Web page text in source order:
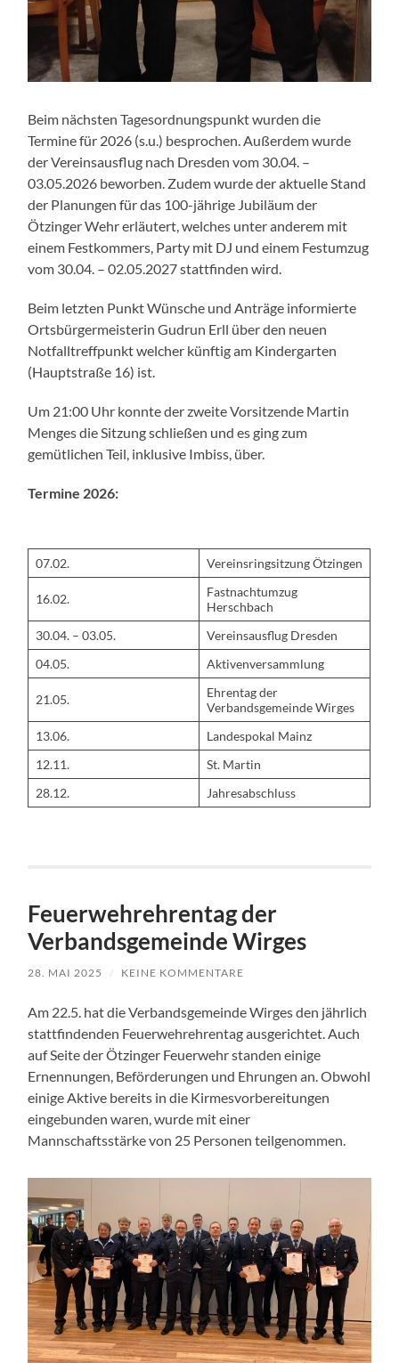
Beim nächsten Tagesordnungspunkt wurden die
Termine für 2026 (s.u.) besprochen. Außerdem wurde
der Vereinsausflug nach Dresden vom 30.04. –
03.05.2026 beworben. Zudem wurde der aktuelle Stand
der Planungen für das 100-jährige Jubiläum der
Ötzinger Wehr erläutert, welches unter anderem mit
einem Festkommers, Party mit DJ und einem Festumzug
vom 30.04. – 02.05.2027 stattfinden wird.
Beim letzten Punkt Wünsche und Anträge informierte
Ortsbürgermeisterin Gudrun Erll über den neuen
Notfalltreffpunkt welcher künftig am Kindergarten
(Hauptstraße 16) ist.
Um 21:00 Uhr konnte der zweite Vorsitzende Martin
Menges die Sitzung schließen und es ging zum
gemütlichen Teil, inklusive Imbiss, über.
Termine 2026:
07.02. Vereinsringsitzung Ötzingen
16.02.
Fastnachtumzug
Herschbach
30.04. – 03.05.
Vereinsausflug Dresden
04.05.
Aktivenversammlung
21.05.
Ehrentag der
Verbandsgemeinde Wirges
13.06.
Landespokal Mainz
12.11.
St. Martin
28.12.
Jahresabschluss
Feuerwehrehrentag der
Verbandsgemeinde Wirges
28. MAI 2025 / KEINE KOMMENTARE
Am 22.5. hat die Verbandsgemeinde Wirges den jährlich
stattfindenden Feuerwehrehrentag ausgerichtet. Auch
auf Seite der Ötzinger Feuerwehr standen einige
Ernennungen, Beförderungen und Ehrungen an. Obwohl
einige Aktive bereits in die Kirmesvorbereitungen
eingebunden waren, wurde mit einer
Mannschaftsstärke von 25 Personen teilgenommen.